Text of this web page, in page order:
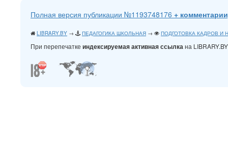
Полная версия публикации №1193748176 +
LIBRARY.BY → ПЕДАГОГИКА ШКОЛЬНАЯ → ПОДГОТОВКА КАДРОВ И
При перепечатке индексируемая активная ссылкана